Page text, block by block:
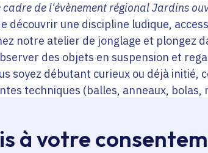
à votre
cadre de l'évènement régional Jardins
découvrir une discipline ludique,
notre atelier de jonglage et plongez
des objets en suspension et
soyez débutant curieux ou déjà
techniques (balles, anneaux, bolas,
dans une ambiance conviviale. À